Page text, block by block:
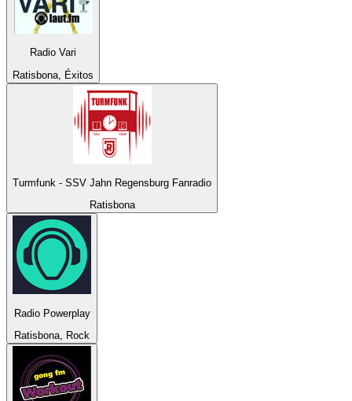
Radio Vari
Ratisbona, Éxitos
Turmfunk - SSV Jahn Regensburg Fanradio
Ratisbona
Radio Powerplay
Ratisbona, Rock